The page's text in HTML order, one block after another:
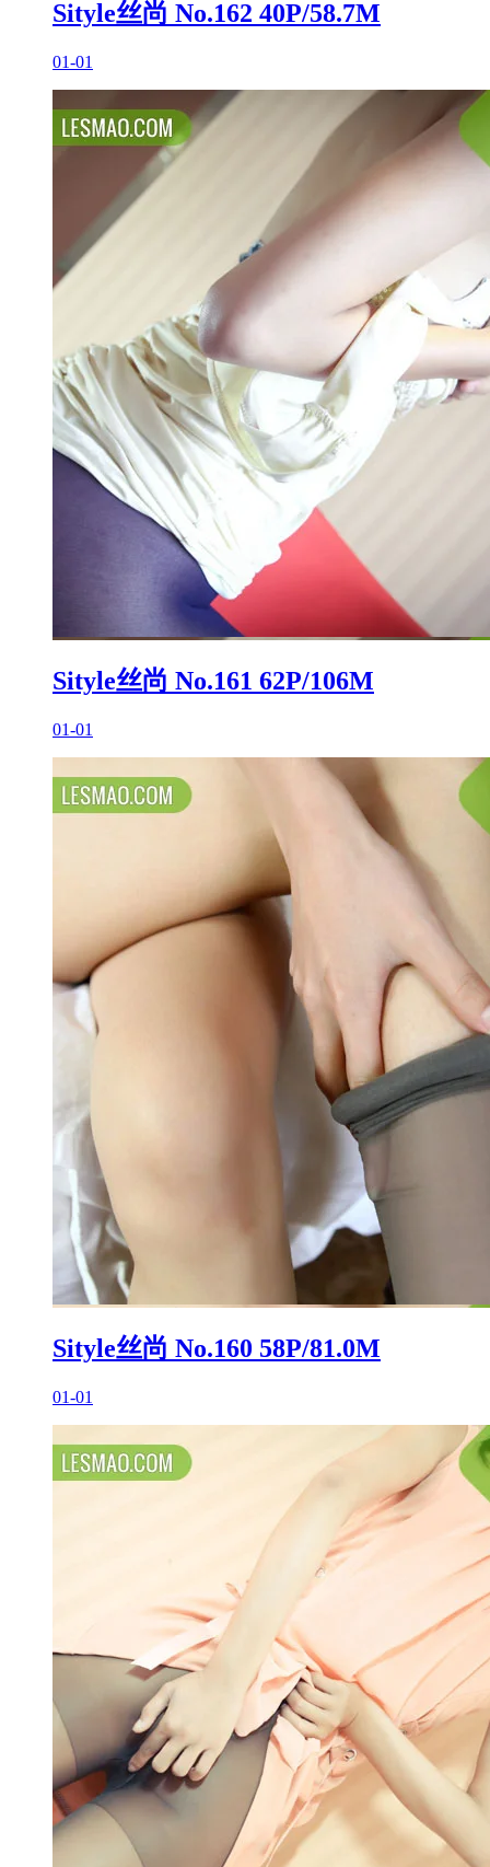
Sityle丝尚 No.162 40P/58.7M
01-01
Sityle丝尚 No.161 62P/106M
01-01
Sityle丝尚 No.160 58P/81.0M
01-01